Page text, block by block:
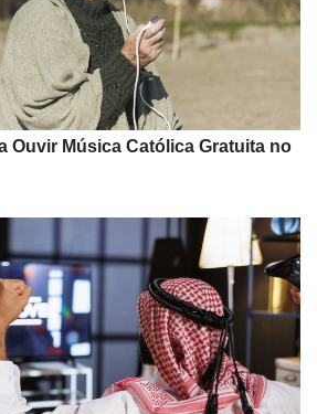
Ouvir Música Católica Gratuita no